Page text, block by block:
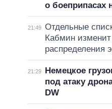
о боеприпасах
21:49 Отдельные
Кабмин
распределения
21:29
Немецкое
под атаку
DW